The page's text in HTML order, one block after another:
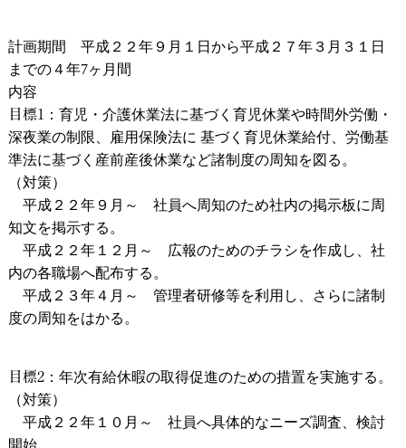
計画期間 平成２２年９月１日から平成２７年３月３１日
までの４年7ヶ月間
内容
目標1
：育児・介護休業法に基づく育児休業や時間外労働・
深夜業の制限、雇用保険法に 基づく育児休業給付、労働基
準法に基づく産前産後休業など諸制度の周知を図る。
（対策）
平成２２年９月～ 社員へ周知のため社内の掲示板に周
知文を掲示する。
平成２２年１２月～ 広報のためのチラシを作成し、社
内の各職場へ配布する。
平成２３年４月～ 管理者研修等を利用し、さらに諸制
度の周知をはかる。
目標2：年次有給休暇の取得促進のための措置を実施する。
（対策）
平成２２年１０月～ 社員へ具体的なニーズ調査、検討
開始